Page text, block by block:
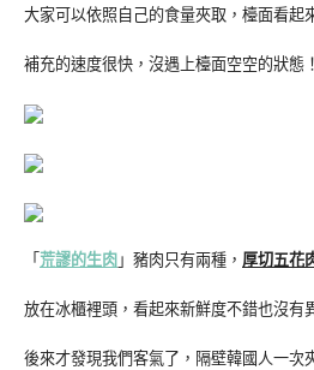
大家可以依照自己的食量夾取，檯面看起
補充的速度很快，沒遇上檯面空空的狀態！
「荒謬的生肉」豬肉只有兩種， 厚切五花
放在冰櫃裡頭，看起來新鮮度不錯也沒有
後來才發現我們客氣了，隔壁韓國人一次